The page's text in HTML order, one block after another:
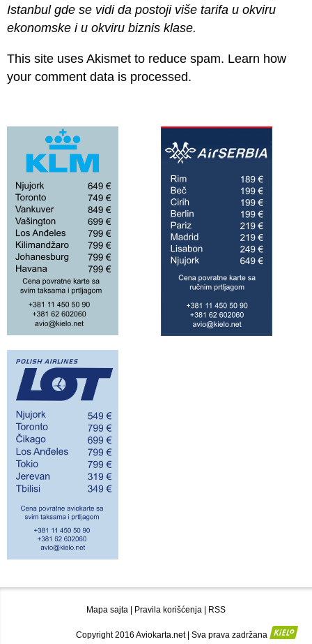
Istanbul gde se vidi da postoji više tarifa u okviru
ekonomske i u okviru biznis klase.
This site uses Akismet to reduce spam. Learn how
your comment data is processed.
Mapa sajta Pravila korišćenja RSS
Copyright 2016 Aviokarta.net | Sva prava zadržana